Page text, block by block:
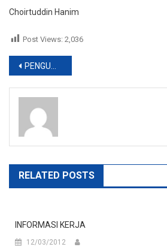
Choirtuddin Hanim
Post Views: 2,036
Post
navigation
PENGUMUMAN
RELATED POSTS
INFORMASI KERJA
12/03/2012